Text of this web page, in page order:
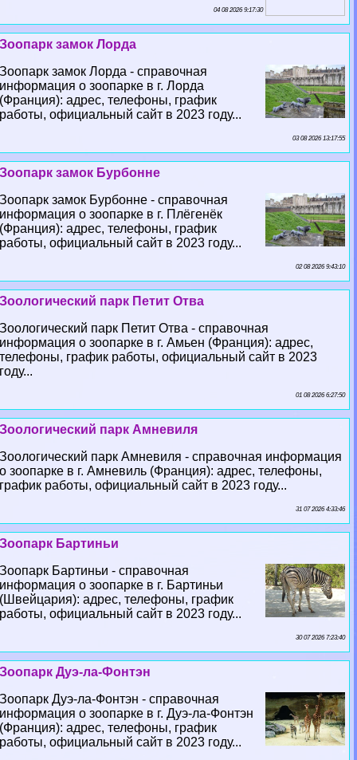
04 08 2026 9:17:30
Зоопарк замок Лорда
Зоопарк замок Лорда - справочная
информация о зоопарке в г. Лорда
(Франция): адрес, телефоны, график
работы, официальный сайт в 2023 году...
03 08 2026 13:17:55
Зоопарк замок Бурбонне
Зоопарк замок Бурбонне - справочная
информация о зоопарке в г. Плёгенёк
(Франция): адрес, телефоны, график
работы, официальный сайт в 2023 году...
02 08 2026 9:43:10
Зоологический парк Петит Отва
Зоологический парк Петит Отва - справочная
информация о зоопарке в г. Амьен (Франция): адрес,
телефоны, график работы, официальный сайт в 2023
году...
01 08 2026 6:27:50
Зоологический парк Амневиля
Зоологический парк Амневиля - справочная информация
о зоопарке в г. Амневиль (Франция): адрес, телефоны,
график работы, официальный сайт в 2023 году...
31 07 2026 4:33:46
Зоопарк Бартиньи
Зоопарк Бартиньи - справочная
информация о зоопарке в г. Бартиньи
(Швейцария): адрес, телефоны, график
работы, официальный сайт в 2023 году...
30 07 2026 7:23:40
Зоопарк Дуэ-ла-Фонтэн
Зоопарк Дуэ-ла-Фонтэн - справочная
информация о зоопарке в г. Дуэ-ла-Фонтэн
(Франция): адрес, телефоны, график
работы, официальный сайт в 2023 году...